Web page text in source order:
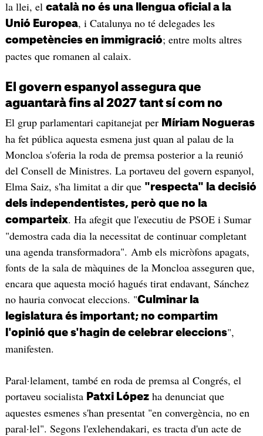
la llei, el català no és una llengua oficial a la
Unió Europea, i Catalunya no té delegades les
competències en immigració; entre molts altres
pactes que romanen al calaix.
El govern espanyol assegura que
aguantarà fins al 2027 tant sí com no
El grup parlamentari capitanejat per Míriam Nogueras
ha fet pública aquesta esmena just quan al palau de la
Moncloa s'oferia la roda de premsa posterior a la reunió
del Consell de Ministres. La portaveu del govern espanyol,
Elma Saiz, s'ha limitat a dir que "respecta" la decisió
dels independentistes, però que no la
comparteix. Ha afegit que l'executiu de PSOE i Sumar
"demostra cada dia la necessitat de continuar completant
una agenda transformadora". Amb els micròfons apagats,
fonts de la sala de màquines de la Moncloa asseguren que,
encara que aquesta moció hagués tirat endavant, Sánchez
no hauria convocat eleccions. "Culminar la
legislatura és important; no compartim
l'opinió que s'hagin de celebrar eleccions",
manifesten.
Paral·lelament, també en roda de premsa al Congrés, el
portaveu socialista Patxi Lópezha denunciat que
aquestes esmenes s'han presentat "en convergència, no en
paral·lel". Segons l'exlehendakari, es tracta d'un acte de